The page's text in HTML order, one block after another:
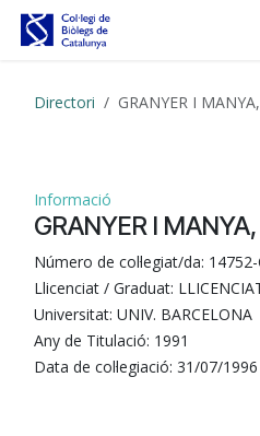
Skip to Content
Directori GRANYER I
Informació
GRANYER I
Número de col·legiat/da: 14752-
Llicenciat / Graduat:
Universitat: UNIV. BARCELONA
Any de Titulació: 1991
Data de col·legiació: 31/07/1996